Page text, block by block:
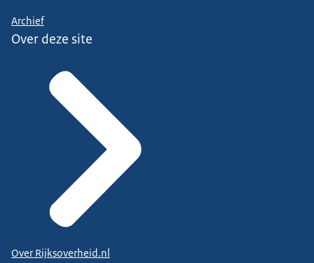
Archief
Over deze site
Over Rijksoverheid.nl